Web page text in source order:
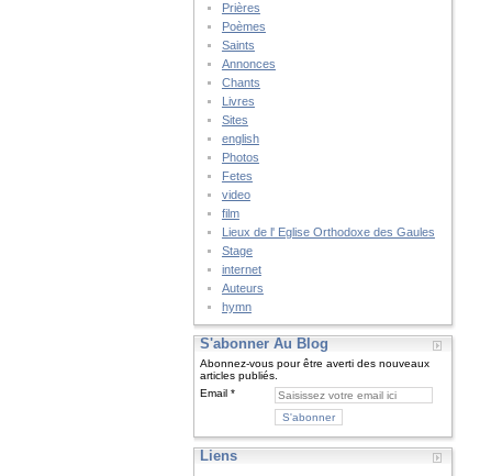
Prières
Poèmes
Saints
Annonces
Chants
Livres
Sites
english
Photos
Fetes
video
film
Lieux de l' Eglise Orthodoxe des Gaules
Stage
internet
Auteurs
hymn
S'abonner Au Blog
Abonnez-vous pour être averti des nouveaux
articles publiés.
Email
Liens